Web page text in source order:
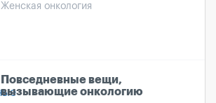
Женская онкология
Повседневные вещи,
вызывающие онкологию